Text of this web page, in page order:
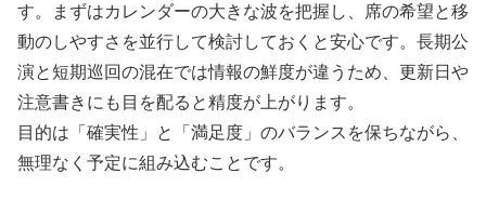
す。まずはカレンダーの大きな波を把握し、席の希望と移
動のしやすさを並行して検討しておくと安心です。長期公
演と短期巡回の混在では情報の鮮度が違うため、更新日や
注意書きにも目を配ると精度が上がります。
目的は「確実性」と「満足度」のバランスを保ちながら、
無理なく予定に組み込むことです。